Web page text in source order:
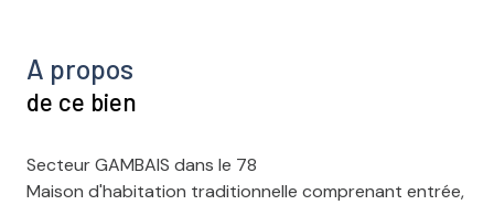
A propos
de ce bien
Secteur GAMBAIS dans le 78
Maison d'habitation traditionnelle comprenant entrée,